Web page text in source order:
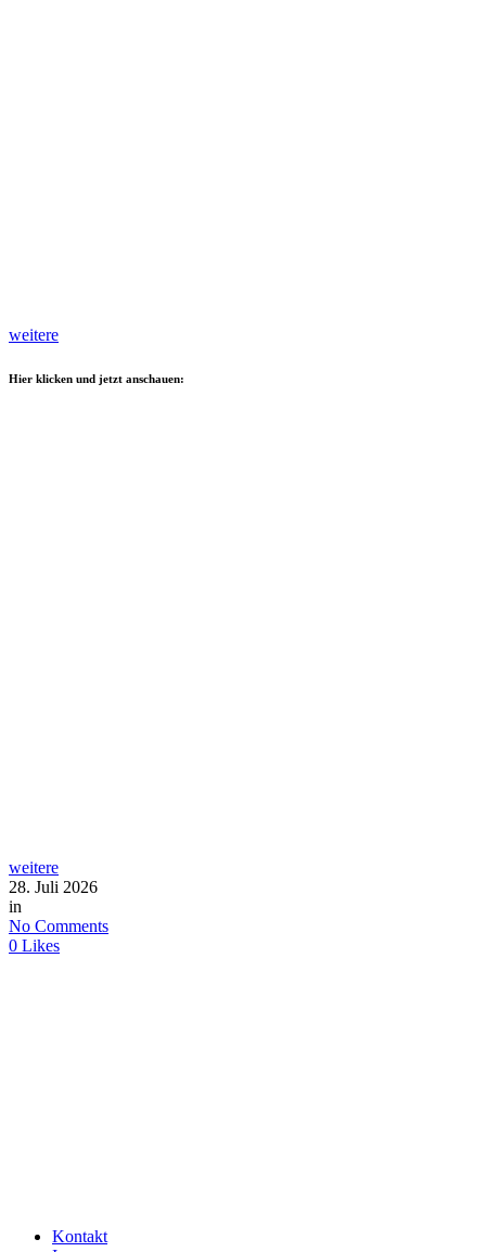
weitere
Hier klicken und jetzt anschauen:
weitere
28. Juli 2026
in
No Comments
0 Likes
Kontakt